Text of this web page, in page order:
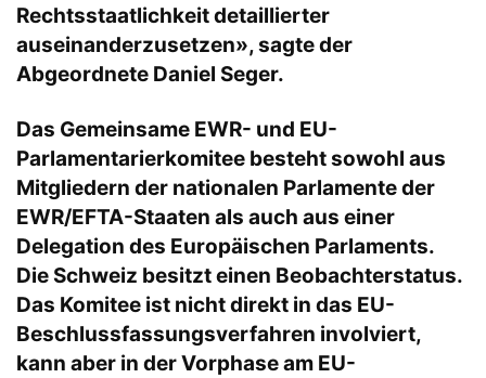
Rechtsstaatlichkeit detaillierter
auseinanderzusetzen», sagte der
Abgeordnete Daniel Seger.
Das Gemeinsame EWR- und EU-
Parlamentarierkomitee besteht sowohl aus
Mitgliedern der nationalen Parlamente der
EWR/EFTA-Staaten als auch aus einer
Delegation des Europäischen Parlaments.
Die Schweiz besitzt einen Beobachterstatus.
Das Komitee ist nicht direkt in das EU-
Beschlussfassungsverfahren involviert,
kann aber in der Vorphase am EU-